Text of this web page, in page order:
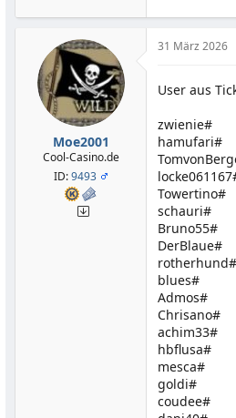
Moe2001
Cool-Casino.de
ID:9493
31 März 2026
User aus
zwienie#
hamufari#
Towertino#
schauri#
Bruno55#
DerBlaue#
rotherhund#
blues#
Admos#
Chrisano#
achim33#
hbflusa#
mesca#
goldi#
coudee#